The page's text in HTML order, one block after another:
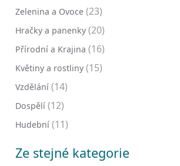
Zelenina a Ovoce (23)
Hračky a panenky (20)
Přírodní a Krajina (16)
Květiny a rostliny (15)
Vzdělání (14)
Dospělí (12)
Hudební (11)
Ze stejné kategorie